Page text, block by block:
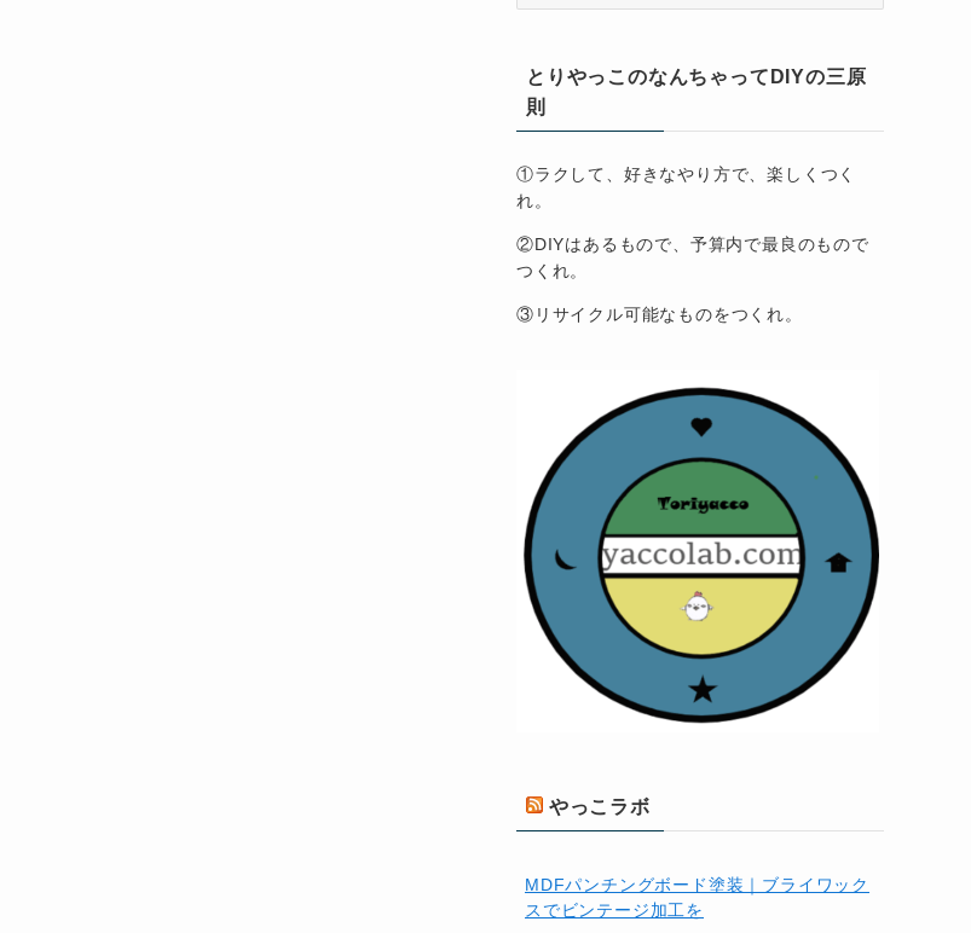
ブとりやっこのなんちゃってDIYの三原
則
①ラクして、好きなやり方で、楽しくつく
れ。
②DIYはあるもので、予算内で最良のもので
つくれ。
③リサイクル可能なものをつくれ。
やっこラボ
MDFパンチングボード塗装｜ブライワック
スでビンテージ加工を